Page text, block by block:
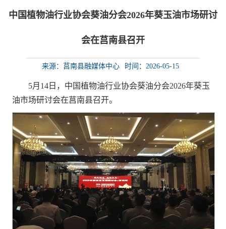
中国植物油行业协会葵油分会2026年葵玉油市场研讨
会在莒南县召开
来源：莒南县融媒体中心 时间：2026-05-15
5月14日，中国植物油行业协会葵油分会2026年葵玉
油市场研讨会在莒南县召开。